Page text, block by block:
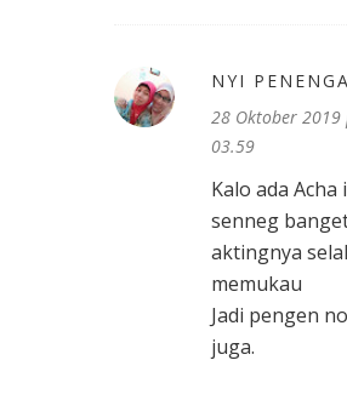
NYI
28 Oktober 2019
03.59
Kalo ada Acha
senneg
aktingnya
memukau
Jadi pengen
juga.